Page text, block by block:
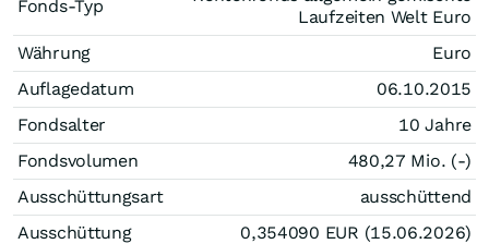
Fonds-Typ
Laufzeiten Welt Euro
Währung
Euro
Auflagedatum
06.10.2015
Fondsalter
10 Jahre
Fondsvolumen
480,27 Mio. (-)
Ausschüttungsart
ausschüttend
Ausschüttung
0,354090 EUR (15.06.2026)